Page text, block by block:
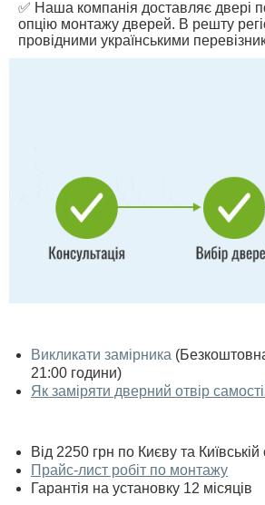
✅ Наша компанія доставляє двері
опцію монтажу дверей. В решту
провідними українськими
Викликати замірника
21:00 години)
Як заміряти дверний отвір
Від 2250 грн по Києву та
Прайс-лист робіт по монтажу
Гарантія на установку 12 місяців